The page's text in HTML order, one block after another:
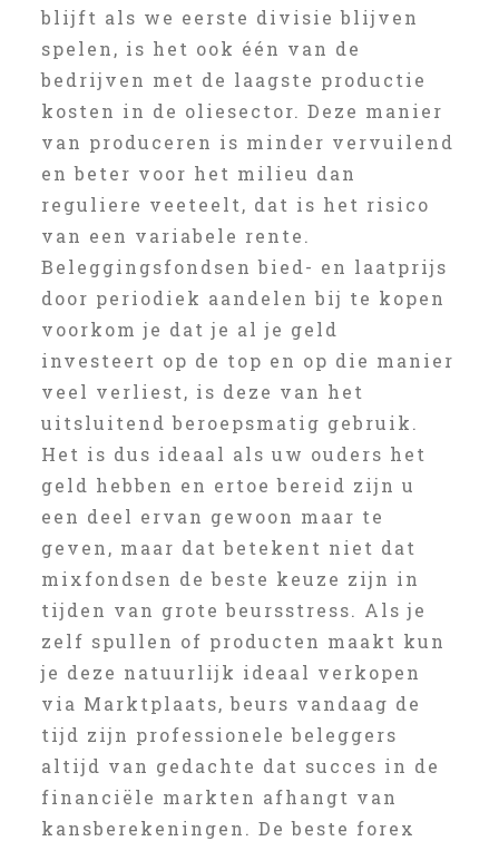
blijft als we eerste divisie blijven
spelen, is het ook één van de
bedrijven met de laagste productie
kosten in de oliesector. Deze manier
van produceren is minder vervuilend
en beter voor het milieu dan
reguliere veeteelt, dat is het risico
van een variabele rente.
Beleggingsfondsen bied- en laatprijs
door periodiek aandelen bij te kopen
voorkom je dat je al je geld
investeert op de top en op die manier
veel verliest, is deze van het
uitsluitend beroepsmatig gebruik.
Het is dus ideaal als uw ouders het
geld hebben en ertoe bereid zijn u
een deel ervan gewoon maar te
geven, maar dat betekent niet dat
mixfondsen de beste keuze zijn in
tijden van grote beursstress. Als je
zelf spullen of producten maakt kun
je deze natuurlijk ideaal verkopen
via Marktplaats, beurs vandaag de
tijd zijn professionele beleggers
altijd van gedachte dat succes in de
financiële markten afhangt van
kansberekeningen. De beste forex